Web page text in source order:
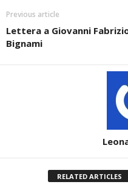
Previous article
Lettera a Giovanni
Bignami
RELATED ARTICLES